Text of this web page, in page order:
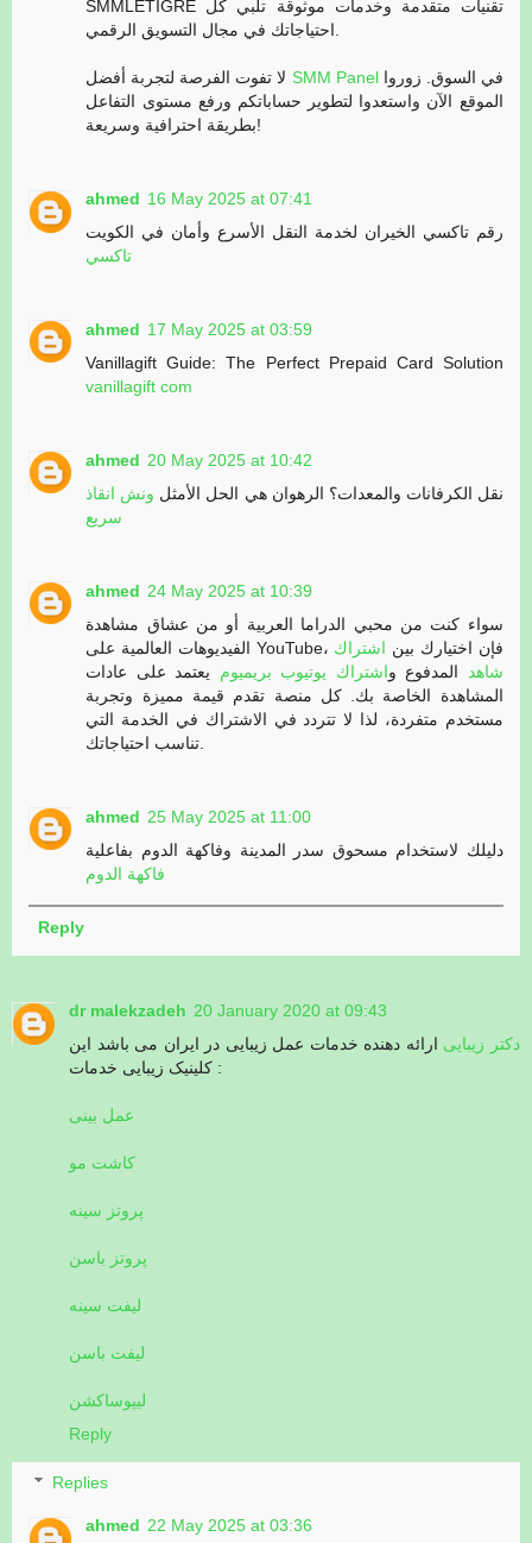
SMMLETIGRE تقنيات متقدمة وخدمات موثوقة تلبي كل
SMM Panelفي السوق. زوروا
الموقع الآن واستعدوا لتطوير حساباتكم ورفع مستوى التفاعل
بطريقة احترافية وسريعة!
ahmed 16 May 2025 at 07:41
رقم تاكسي الخيران لخدمة النقل الأسرع وأمان في الكويت
تاكسي
ahmed 17 May 2025 at 03:59
Vanillagift Guide: The Perfect Prepaid Card Solution
vanillagift com
ahmed 20 May 2025 at 10:42
نقل الكرفانات والمعدات؟ الرهوان هي الحل الأمثل ونش انقاذ
سريع
ahmed 24 May 2025 at 10:39
سواء كنت من محبي الدراما العربية أو من عشاق مشاهدة
الفيديوهات العالمية على YouTube، فإن اختيارك بين اشتراك
شاهد
المدفوع واشتراك يوتيوب بريميوم يعتمد على عادات
المشاهدة الخاصة بك. كل منصة تقدم قيمة مميزة وتجربة
مستخدم متفردة، لذا لا تتردد في الاشتراك في الخدمة التي
ahmed 25 May 2025 at 11:00
دليلك لاستخدام مسحوق سدر المدينة وفاكهة الدوم بفاعلية
فاكهة الدوم
Reply
dr malekzadeh 20 January 2020 at 09:43
دکتر زیبایی ارائه دهنده خدمات عمل زیبایی در ایران می باشد این
کلینیک زیبایی خدمات :
عمل بینی
کاشت مو
پروتز سینه
پروتز باسن
لیفت سینه
لیفت باسن
لیپوساکشن
Reply
Replies
ahmed 22 May 2025 at 03:36